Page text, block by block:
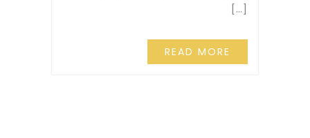
[…]
READ MORE